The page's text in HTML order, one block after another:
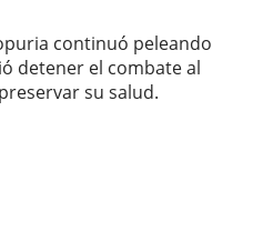
continuó peleando
detener el combate al
su salud.